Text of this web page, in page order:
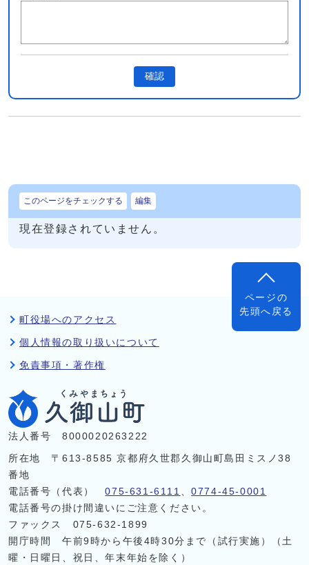
確認
このページをチェックする 編集
現在登録されていません。
ページの
先頭へ戻る
町役場へのアクセス
個人情報の取り扱いについて
免責事項・著作権
法人番号 8000020263222
所在地 〒613-8585 京都府久世郡久御山町島田ミスノ38
番地
電話番号（代表）075-631-6111 、0774-45-0001
電話番号の掛け間違いにご注意ください。
ファックス 075-632-1899
開庁時間 午前9時から午後4時30分まで（試行実施）（土
曜・日曜日、祝日、年末年始を除く）